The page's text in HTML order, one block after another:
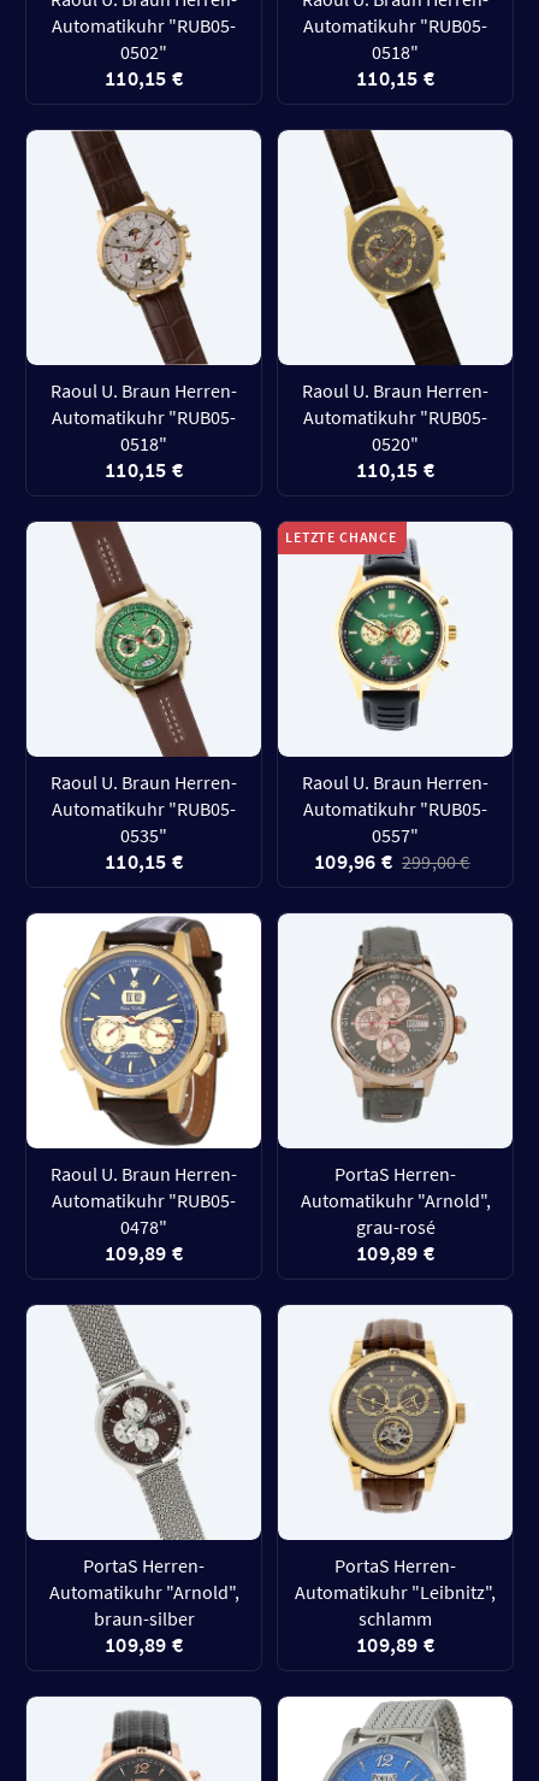
Automatikuhr "RUB05-
0502"
110,15 €
Automatikuhr "RUB05-
0518"
110,15 €
Raoul U. Braun Herren-
Automatikuhr "RUB05-
0518"
110,15 €
Raoul U. Braun Herren-
Automatikuhr "RUB05-
0520"
110,15 €
Raoul U. Braun Herren-
Automatikuhr "RUB05-
0535"
110,15 €
LETZTE CHANCE
Raoul U. Braun Herren-
Automatikuhr "RUB05-
0557"
109,96 € 299,00 €
Raoul U. Braun Herren-
Automatikuhr "RUB05-
0478"
109,89 €
PortaS Herren-
Automatikuhr "Arnold",
grau-rosé
109,89 €
PortaS Herren-
Automatikuhr "Arnold",
braun-silber
109,89 €
PortaS Herren-
Automatikuhr "Leibnitz",
schlamm
109,89 €